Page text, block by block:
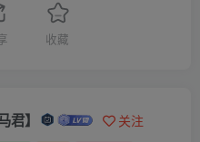
收藏
君】 关注